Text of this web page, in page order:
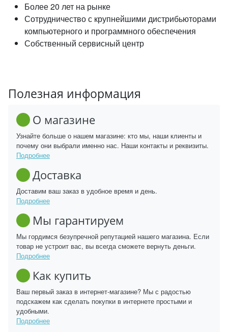
Более 20 лет на рынке
Сотрудничество с крупнейшими дистрибьюторами
компьютерного и программного обеспечения
Собственный сервисный центр
Полезная информация
О магазине
Узнайте больше о нашем магазине: кто мы, наши клиенты и
почему они выбрали именно нас. Наши контакты и реквизиты.
Подробнее
Доставка
Доставим ваш заказ в удобное время и день.
Подробнее
Мы гарантируем
Мы гордимся безупречной репутацией нашего магазина. Если
товар не устроит вас, вы всегда сможете вернуть деньги.
Подробнее
Как купить
Ваш первый заказ в интернет-магазине? Мы с радостью
подскажем как сделать покупки в интернете простыми и
удобными.
Подробнее